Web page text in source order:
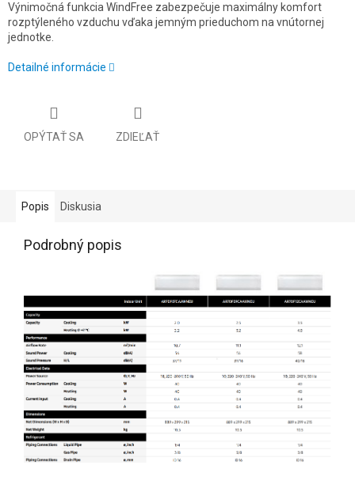
Výnimočná funkcia WindFree zabezpečuje maximálny komfort
rozptýleného vzduchu vďaka jemným prieduchom na vnútornej
jednotke.
Detailné informácie
OPÝTAŤ SA ZDIEĽAŤ
Popis Diskusia
Podrobný popis